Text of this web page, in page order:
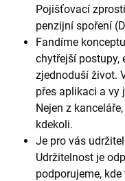
Pojišťovací
penzijní spoření
Fandíme
chytřejší postupy,
zjednoduší život.
přes aplikaci a vy
Nejen z
kdekoli.
Je pro vás
Udržitelnost je
podporujeme,